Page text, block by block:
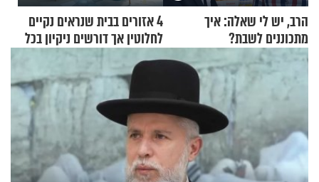
הרב, יש לי שאלה: איך
מתכוננים לשבת?
4 אזורים בבית שנראים נקיים
לחלוטין אך דורשים ניקיון בכל
סוף שבוע